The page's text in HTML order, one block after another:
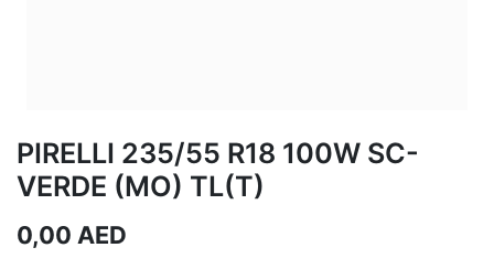
PIRELLI 235/55 R18 100W SC-
VERDE (MO) TL(T)
0,00 AED